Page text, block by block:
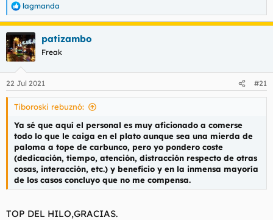
R
e
a
c
c
i
e
s
lagmanda
patizambo
Freak
22 Jul 2021 #21
Tiboroski rebuznó:
Ya sé que aquí el personal es muy aficionado a comerse
todo lo que le caiga en el plato aunque sea una mierda de
paloma a tope de carbunco, pero yo pondero coste
(dedicación, tiempo, atención, distracción respecto de otras
cosas, interacción, etc.) y beneficio y en la inmensa mayoría
de los casos concluyo que no me compensa.
TOP DEL HILO,GRACIAS.